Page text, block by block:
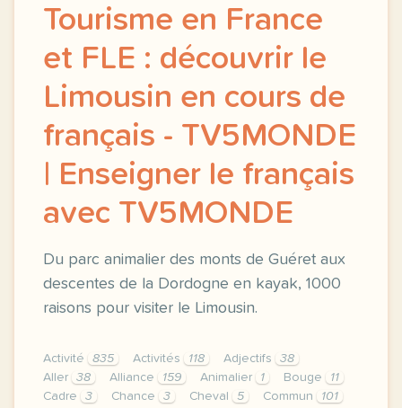
Tourisme en France
et FLE : découvrir le
Limousin en cours de
français - TV5MONDE
| Enseigner le français
avec TV5MONDE
Du parc animalier des monts de Guéret aux
descentes de la Dordogne en kayak, 1000
raisons pour visiter le Limousin.
Activité 835 Activités 118 Adjectifs
38
Aller
38 Alliance 159 Animalier 1 Bouge
11
Cadre
3 Chance 3 Cheval 5 Commun
101